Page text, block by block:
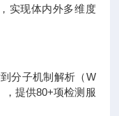
实现体内外多维度
分子机制解析（W
，提供80+项检测服